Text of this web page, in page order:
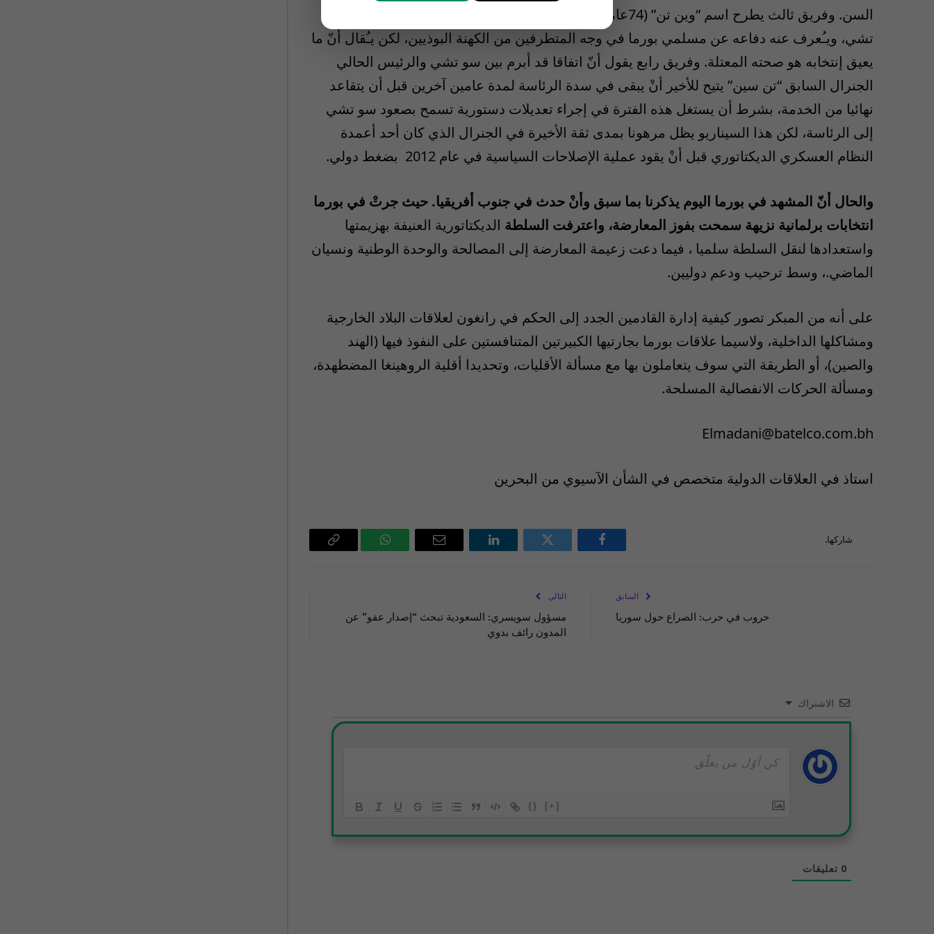
السن. وفريق ثالث يطرح اسم “وين تن” (74عاما) وهو ضابط سابق في الجيش ومن المقربين لسو
تشي، ويـُعرف عنه دفاعه عن مسلمي بورما في وجه المتطرفين من الكهنة البوذيين، لكن يـُقال أنّ ما
يعيق إنتخابه هو صحته المعتلة. وفريق رابع يقول أنّ اتفاقا قد أبرم بين سو تشي والرئيس الحالي
الجنرال السابق “تن سين” يتيح للأخير أنْ يبقى في سدة الرئاسة لمدة عامين آخرين قبل أن يتقاعد
نهائيا من الخدمة، بشرط أن يستغل هذه الفترة في إجراء تعديلات دستورية تسمح بصعود سو تشي
إلى الرئاسة، لكن هذا السيناريو يظل مرهونا بمدى ثقة الأخيرة في الجنرال الذي كان أحد أعمدة
النظام العسكري الديكتاتوري قبل أنْ يقود عملية الإصلاحات السياسية في عام 2012
بضغط دولي.
والحال أنّ المشهد في بورما اليوم يذكرنا بما سبق وأنْ حدث في جنوب أفريقيا. حيث جرتْ في بورما
انتخابات برلمانية نزيهة سمحت بفوز المعارضة، واعترفت السلطة الديكتاتورية العنيفة بهزيمتها
واستعدادها لنقل السلطة سلميا ، فيما دعت زعيمة المعارضة إلى المصالحة والوحدة الوطنية ونسيان
الماضي.، وسط ترحيب ودعم دوليين.
على أنه من المبكر تصور كيفية إدارة القادمين الجدد إلى الحكم في رانغون لعلاقات البلاد الخارجية
ومشاكلها الداخلية، ولاسيما علاقات بورما بجارتيها الكبيرتين المتنافستين على النفوذ فيها (الهند
والصين)، أو الطريقة التي سوف يتعاملون بها مع مسألة الأقليات، وتحديدا أقلية الروهينغا المضطهدة،
ومسألة الحركات الانفصالية المسلحة.
Elmadani@batelco.com.bh
استاذ في العلاقات الدولية متخصص في الشأن الآسيوي من البحرين
شاركها.
فيسبوك تويتر لينكدإن
البريد
واتساب
Copy
السابق
حروب في حرب: الصراع حول سوريا
التالي
مسؤول سويسري: السعودية تبحث “إصدار عفو” عن
المدون رائف بدوي
الاشتراك
{} [+]
0 تعليقات